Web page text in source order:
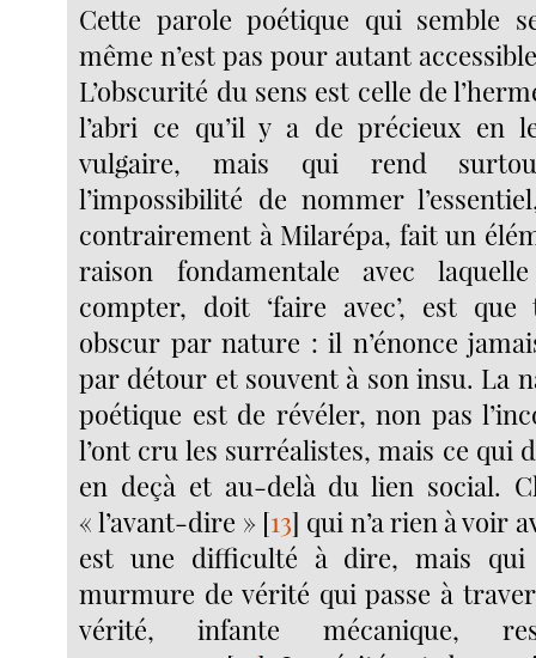
Cette parole poétique qui semble
même n’est pas pour autant
L’obscurité du sens est celle de
l’abri ce qu’il y a de précieux en
vulgaire, mais qui rend
l’impossibilité de nommer
contrairement à Milarépa, fait un
raison fondamentale avec
compter, doit ‘faire avec’, est
obscur par nature : il n’énonce
par détour et souvent à son insu. La
poétique est de révéler, non pas
l’ont cru les surréalistes, mais ce qui
en deçà et au-delà du lien social.
« l’avant-dire » [13] qui n’a rien à voir
est une difficulté à dire, mais
murmure de vérité qui passe à
vérité, infante mécanique,